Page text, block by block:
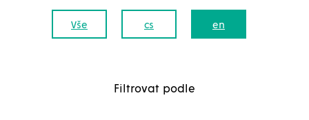
Vše cs en
Filtrovat podle